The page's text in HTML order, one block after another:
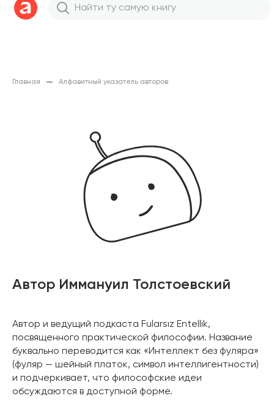
Главная Алфавитный указатель авторов
Автор Иммануил Толстоевский
Автор и ведущий подкаста Fularsız Entellik,
посвященного практической философии. Название
буквально переводится как «Интеллект без фуляра»
(фуляр — шейный платок, символ интеллигентности)
и подчеркивает, что философские идеи
обсуждаются в доступной форме.